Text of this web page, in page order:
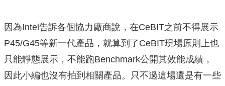
因為Intel告訴各個協力廠商說，在CeBIT之前不得展示
P45/G45等新一代產品，就算到了CeBIT現場原則上也
只能靜態展示，不能跑Benchmark公開其效能成績，
因此小編也沒有拍到相關產品。只不過這場還是有一些